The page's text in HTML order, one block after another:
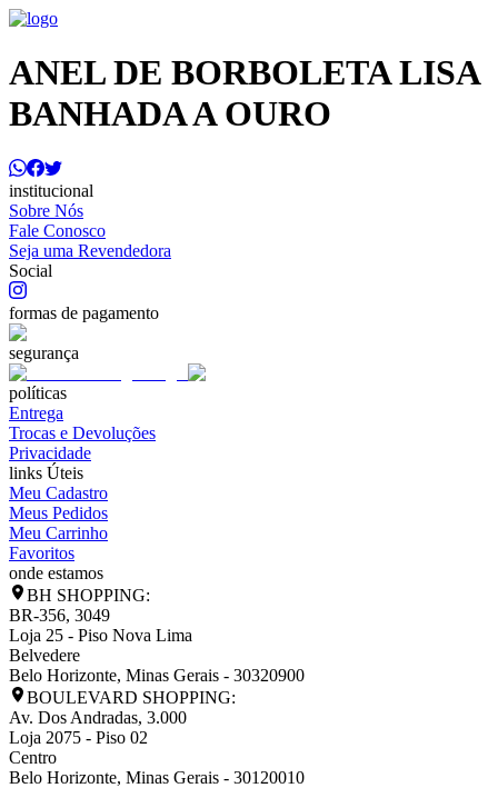
ANEL DE BORBOLETA LISA
BANHADA A OURO
institucional
Sobre Nós
Fale Conosco
Seja uma Revendedora
Social
formas de pagamento
segurança
políticas
Entrega
Trocas e Devoluções
Privacidade
links Úteis
Meu Cadastro
Meus Pedidos
Meu Carrinho
Favoritos
onde estamos
BH SHOPPING:
BR-356, 3049
Loja 25 - Piso Nova Lima
Belvedere
Belo Horizonte, Minas Gerais - 30320900
BOULEVARD SHOPPING:
Av. Dos Andradas, 3.000
Loja 2075 - Piso 02
Centro
Belo Horizonte, Minas Gerais - 30120010